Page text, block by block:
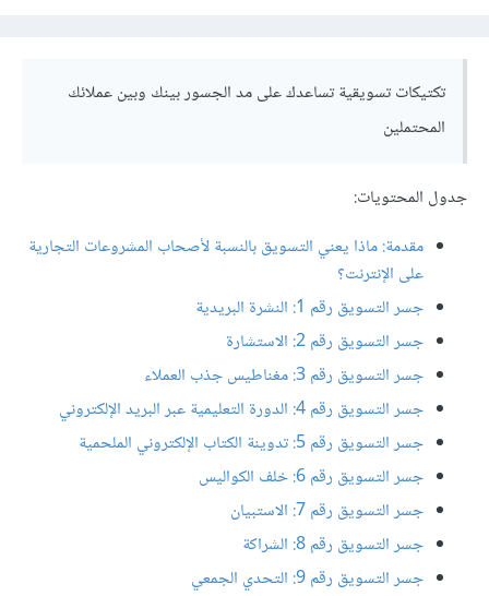
تكتيكات تسويقية تساعدك على مد الجسور بينك وبين عملائك
المحتملين
جدول المحتويات:
مقدمة: ماذا يعني التسويق بالنسبة لأصحاب المشروعات التجارية
على الإنترنت؟
جسر التسويق رقم 1: النشرة البريدية
جسر التسويق رقم 2: الاستشارة
جسر التسويق رقم 3: مغناطيس جذب العملاء
جسر التسويق رقم 4: الدورة التعليمية عبر البريد الإلكتروني
جسر التسويق رقم 5: تدوينة الكتاب الإلكتروني الملحمية
جسر التسويق رقم 6: خلف الكواليس
جسر التسويق رقم 7: الاستبيان
جسر التسويق رقم 8: الشراكة
جسر التسويق رقم 9: التحدي الجمعي